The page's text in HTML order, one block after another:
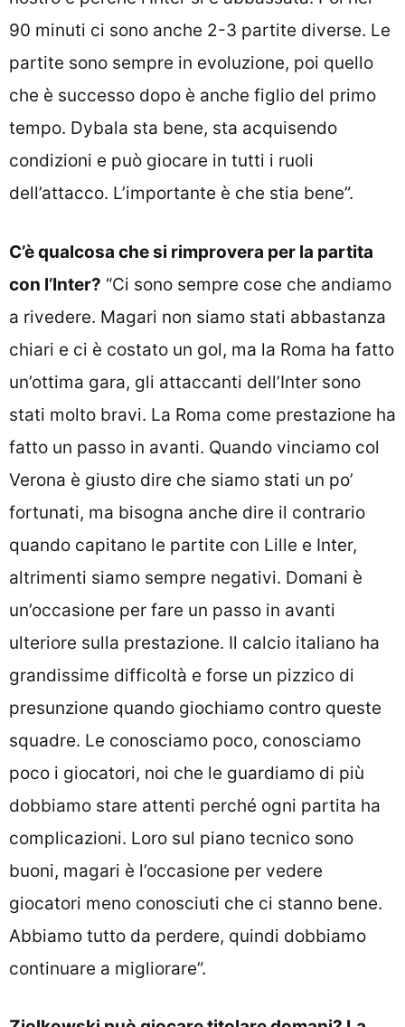
90 minuti ci sono anche 2-3 partite diverse. Le
partite sono sempre in evoluzione, poi quello
che è successo dopo è anche figlio del primo
tempo. Dybala sta bene, sta acquisendo
condizioni e può giocare in tutti i ruoli
dell’attacco. L’importante è che stia bene”.
C’è qualcosa che si rimprovera per la partita
con l’Inter? “Ci sono sempre cose che andiamo
a rivedere. Magari non siamo stati abbastanza
chiari e ci è costato un gol, ma la Roma ha fatto
un’ottima gara, gli attaccanti dell’Inter sono
stati molto bravi. La Roma come prestazione ha
fatto un passo in avanti. Quando vinciamo col
Verona è giusto dire che siamo stati un po’
fortunati, ma bisogna anche dire il contrario
quando capitano le partite con Lille e Inter,
altrimenti siamo sempre negativi. Domani è
un’occasione per fare un passo in avanti
ulteriore sulla prestazione. Il calcio italiano ha
grandissime difficoltà e forse un pizzico di
presunzione quando giochiamo contro queste
squadre. Le conosciamo poco, conosciamo
poco i giocatori, noi che le guardiamo di più
dobbiamo stare attenti perché ogni partita ha
complicazioni. Loro sul piano tecnico sono
buoni, magari è l’occasione per vedere
giocatori meno conosciuti che ci stanno bene.
Abbiamo tutto da perdere, quindi dobbiamo
continuare a migliorare”.